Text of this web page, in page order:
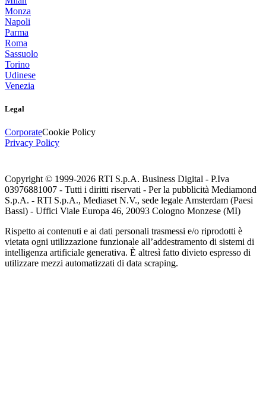
Monza
Napoli
Parma
Roma
Sassuolo
Torino
Udinese
Venezia
Legal
CorporateCookie Policy
Privacy Policy
Copyright © 1999-2026 RTI S.p.A. Business Digital - P.Iva
03976881007 - Tutti i diritti riservati - Per la pubblicità Mediamond
S.p.A. - RTI S.p.A., Mediaset N.V., sede legale Amsterdam (Paesi
Bassi) - Uffici Viale Europa 46, 20093 Cologno Monzese (MI)
Rispetto ai contenuti e ai dati personali trasmessi e/o riprodotti è
vietata ogni utilizzazione funzionale all’addestramento di sistemi di
intelligenza artificiale generativa. È altresì fatto divieto espresso di
utilizzare mezzi automatizzati di data scraping.